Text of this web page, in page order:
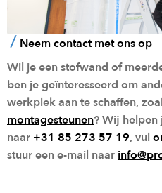
Neem contact met ons op
Wil je een stofwand of
ben je geïnteresseerd om
werkplek aan te schaffen,
montagesteunen? Wij
naar +31 85 273 57 19, vul
stuur een e-mail naar